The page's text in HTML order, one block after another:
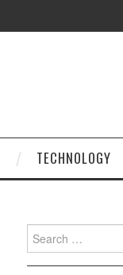
TECHNOLOGY
Search
for: